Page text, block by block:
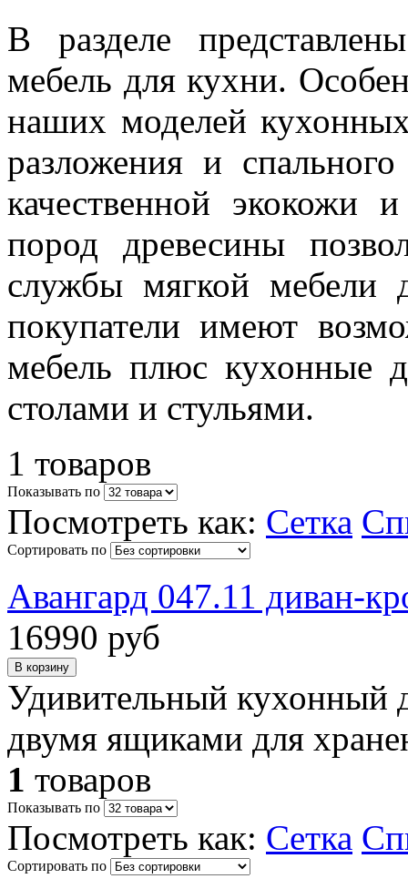
В разделе
мебель для кухни.
наших моделей
разложения и
качественной экокожи
пород древесины
службы мягкой мебели
покупатели имеют
мебель плюс кухонные
столами и стульями.
1 товаров
Показывать по
Посмотреть как: Сетка
Сортировать по
Авангард 047.11 диван-
16990 руб
Удивительный кухонный
двумя ящиками для
1 товаров
Показывать по
Посмотреть как: Сетка
Сортировать по